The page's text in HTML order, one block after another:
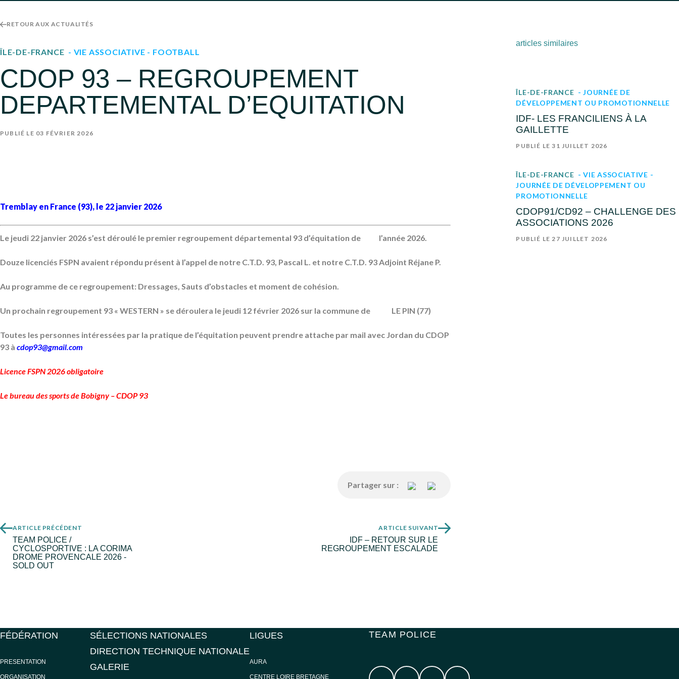
RETOUR AUX ACTUALITÉS
ÎLE-DE-FRANCE - VIE ASSOCIATIVE - FOOTBALL
CDOP 93 – REGROUPEMENT
DEPARTEMENTAL D’EQUITATION
PUBLIÉ LE 03 FÉVRIER 2026
Tremblay en France (93), le 22 janvier 2026
Le jeudi 22 janvier 2026 s’est déroulé le premier regroupement départemental 93 d’équitation de l’année 2026.
Douze licenciés FSPN avaient répondu présent à l’appel de notre C.T.D. 93, Pascal L. et notre C.T.D. 93 Adjoint Réjane P.
Au programme de ce regroupement: Dressages, Sauts d’obstacles et moment de cohésion.
Un prochain regroupement 93 « WESTERN » se déroulera le jeudi 12 février 2026 sur la commune de LE PIN (77)
Toutes les personnes intéressées par la pratique de l’équitation peuvent prendre attache par mail avec Jordan du CDOP
93 à cdop93@gmail.com
Licence FSPN 2026 obligatoire
Le bureau des sports de Bobigny – CDOP 93
Partager sur :
ARTICLE PRÉCÉDENT
TEAM POLICE /
CYCLOSPORTIVE : LA CORIMA
DROME PROVENCALE 2026 -
SOLD OUT
ARTICLE SUIVANT
IDF – RETOUR SUR LE
REGROUPEMENT ESCALADE
articles similaires
ÎLE-DE-FRANCE - JOURNÉE DE
DÉVELOPPEMENT OU PROMOTIONNELLE
IDF- LES FRANCILIENS À LA
GAILLETTE
PUBLIÉ LE 31 JUILLET 2026
ÎLE-DE-FRANCE - VIE ASSOCIATIVE -
JOURNÉE DE DÉVELOPPEMENT OU
PROMOTIONNELLE
CDOP91/CD92 – CHALLENGE DES
ASSOCIATIONS 2026
PUBLIÉ LE 27 JUILLET 2026
FÉDÉRATION
PRESENTATION
ORGANISATION
SÉLECTIONS NATIONALES
DIRECTION TECHNIQUE NATIONALE
GALERIE
LIGUES
AURA
CENTRE LOIRE BRETAGNE
TEAM POLICE